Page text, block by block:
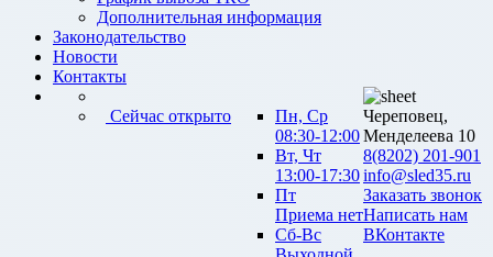
Дополнительная информация
Законодательство
Новости
Контакты
Сейчас открыто
Пн, Ср
08:30-12:00
Вт, Чт
13:00-17:30
Пт
Приема нет
Сб-Вс
Череповец,
Менделеева 10
8(8202) 201-901
info@sled35.ru
Заказать звонок
Написать нам
ВКонтакте